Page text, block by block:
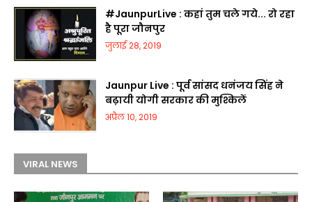
#JaunpurLive : कहां तुम चले गये... रो रहा
है पूरा जौनपुर
जुलाई 28, 2019
Jaunpur Live : पूर्व सांसद धनंजय सिंह ने
बढ़ायी योगी सरकार की मुश्किलें
अप्रैल 10, 2019
VIRAL NEWS